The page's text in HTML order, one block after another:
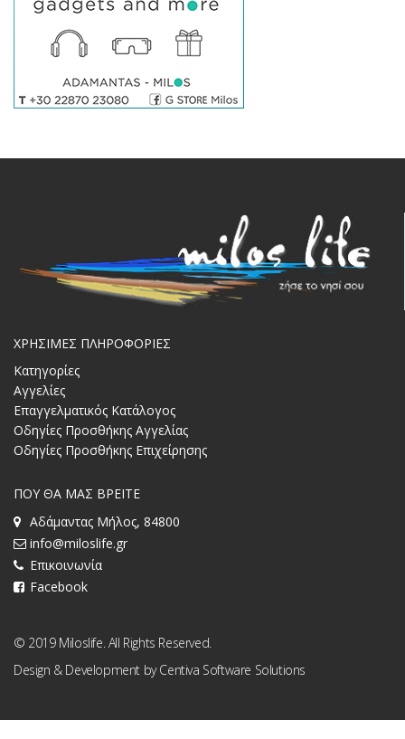
ΧΡΗΣΙΜΕΣ ΠΛΗΡΟΦΟΡΙΕΣ
Κατηγορίες
Αγγελίες
Επαγγελματικός Κατάλογος
Οδηγίες Προσθήκης Αγγελίας
Οδηγίες Προσθήκης Επιχείρησης
ΠΟΥ ΘΑ ΜΑΣ ΒΡΕΙΤΕ
Αδάμαντας Μήλος, 84800
info@miloslife.gr
Επικοινωνία
Facebook
© 2019 Miloslife. All Rights Reserved.
Design & Development byCentiva Software Solutions